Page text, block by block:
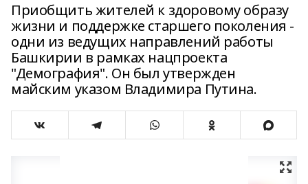
Приобщить жителей к здоровому образу
жизни и поддержке старшего поколения -
одни из ведущих направлений работы
Башкирии в рамках нацпроекта
"Демография". Он был утвержден
майским указом Владимира Путина.